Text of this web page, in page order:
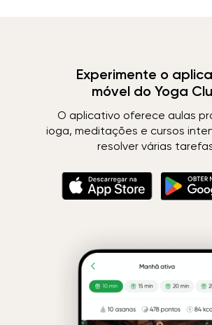
Experimente o
móvel do Yoga
O aplicativo oferece aulas
ioga, meditações e cursos
resolver várias